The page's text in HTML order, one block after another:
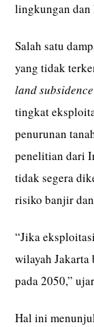
lingkungan
Salah satu
yang tidak
land subsidence
tingkat
penurunan
penelitian dari
tidak segera
risiko banjir
“Jika
wilayah Jakarta
pada 2050,”
Hal ini